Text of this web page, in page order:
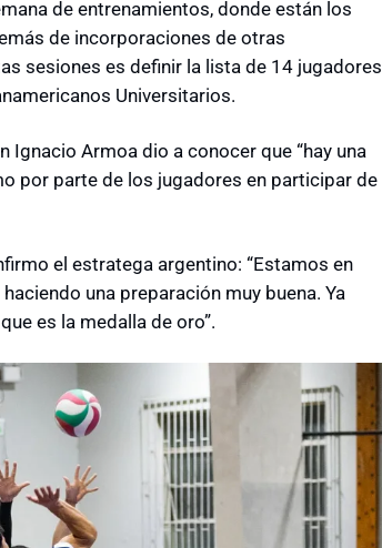
de entrenamientos, donde están los
de incorporaciones de otras
sesiones es definir la lista de 14 jugadores
Universitarios.
Ignacio Armoa dio a conocer que “hay una
por parte de los jugadores en participar de
el estratega argentino: “Estamos en
una preparación muy buena. Ya
es la medalla de oro”.